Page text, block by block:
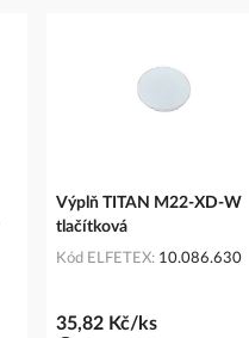
Výplň TITAN M22-XD-W
tlačítková
Kód ELFETEX 10.086.630
35,82 Kč/ks